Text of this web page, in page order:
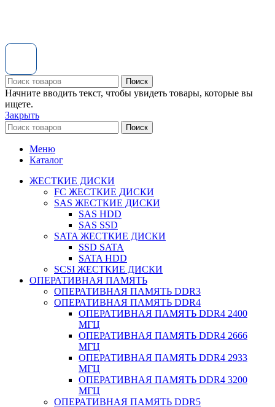
Поиск
Начните вводить текст, чтобы увидеть товары, которые вы
ищете.
Закрыть
Поиск
Меню
Каталог
ЖЕСТКИЕ ДИСКИ
FC ЖЕСТКИЕ ДИСКИ
SAS ЖЕСТКИЕ ДИСКИ
SAS HDD
SAS SSD
SATA ЖЕСТКИЕ ДИСКИ
SSD SATA
SATA HDD
SCSI ЖЕСТКИЕ ДИСКИ
ОПЕРАТИВНАЯ ПАМЯТЬ
ОПЕРАТИВНАЯ ПАМЯТЬ DDR3
ОПЕРАТИВНАЯ ПАМЯТЬ DDR4
ОПЕРАТИВНАЯ ПАМЯТЬ DDR4 2400
МГЦ
ОПЕРАТИВНАЯ ПАМЯТЬ DDR4 2666
МГЦ
ОПЕРАТИВНАЯ ПАМЯТЬ DDR4 2933
МГЦ
ОПЕРАТИВНАЯ ПАМЯТЬ DDR4 3200
МГЦ
ОПЕРАТИВНАЯ ПАМЯТЬ DDR5